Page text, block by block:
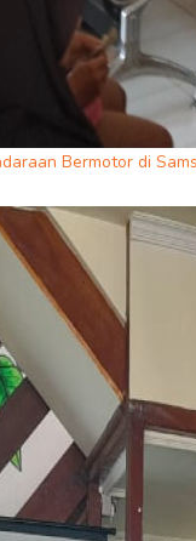
Bermotor di